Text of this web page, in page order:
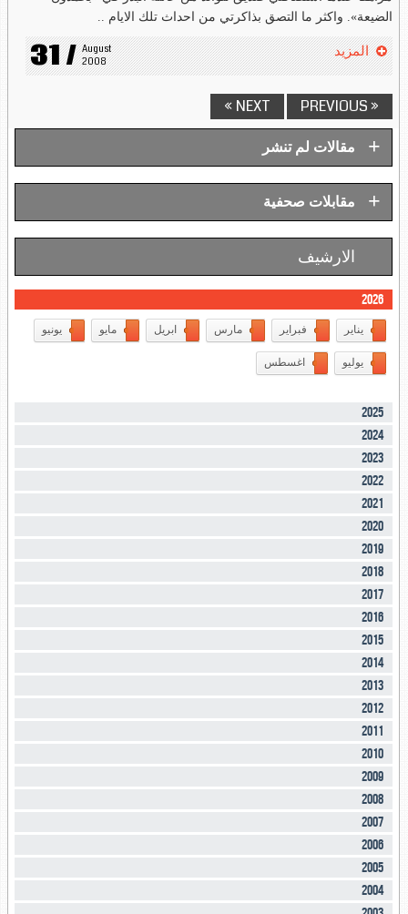
الضيعة». واكثر ما التصق بذاكرتي من احداث تلك الايام ..
31 / August
2008
المزيد
« PREVIOUS
NEXT »
مقالات لم تنشر +
مقابلات صحفية +
الارشيف
2026
يناير فبراير مارس ابريل مايو يونيو
يوليو اغسطس
2025
2024
2023
2022
2021
2020
2019
2018
2017
2016
2015
2014
2013
2012
2011
2010
2009
2008
2007
2006
2005
2004